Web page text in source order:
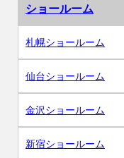
ショールーム
札幌ショールーム
仙台ショールーム
金沢ショールーム
新宿ショールーム